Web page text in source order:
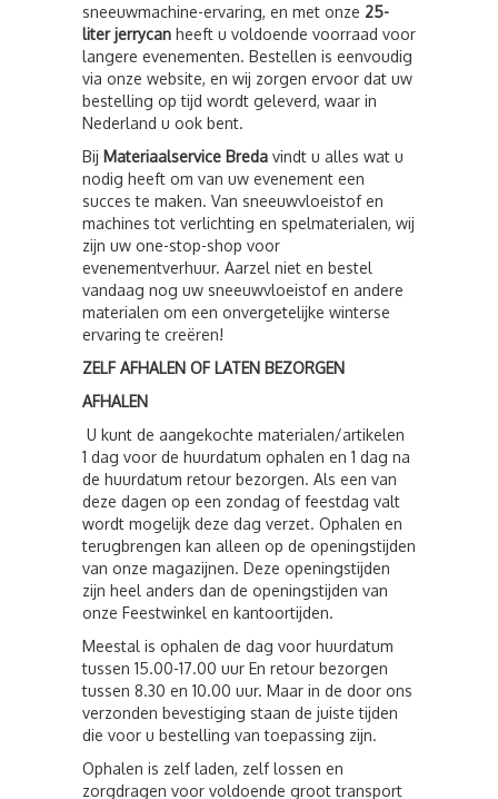
sneeuwmachine-ervaring, en met onze 25-
liter jerrycan heeft u voldoende voorraad voor
langere evenementen. Bestellen is eenvoudig
via onze website, en wij zorgen ervoor dat uw
bestelling op tijd wordt geleverd, waar in
Nederland u ook bent.
Bij Materiaalservice Breda vindt u alles wat u
nodig heeft om van uw evenement een
succes te maken. Van sneeuwvloeistof en
machines tot verlichting en spelmaterialen, wij
zijn uw one-stop-shop voor
evenementverhuur. Aarzel niet en bestel
vandaag nog uw sneeuwvloeistof en andere
materialen om een onvergetelijke winterse
ervaring te creëren!
ZELF AFHALEN OF LATEN BEZORGEN
AFHALEN
U kunt de aangekochte materialen/artikelen
1 dag voor de huurdatum ophalen en 1 dag na
de huurdatum retour bezorgen. Als een van
deze dagen op een zondag of feestdag valt
wordt mogelijk deze dag verzet. Ophalen en
terugbrengen kan alleen op de openingstijden
van onze magazijnen. Deze openingstijden
zijn heel anders dan de openingstijden van
onze Feestwinkel en kantoortijden.
Meestal is ophalen de dag voor huurdatum
tussen 15.00-17.00 uur En retour bezorgen
tussen 8.30 en 10.00 uur. Maar in de door ons
verzonden bevestiging staan de juiste tijden
die voor u bestelling van toepassing zijn.
Ophalen is zelf laden, zelf lossen en
zorgdragen voor voldoende groot transport